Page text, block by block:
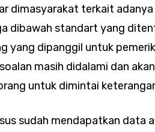
dimasyarakat terkait
dibawah standart yang
yang dipanggil untuk
masih didalami dan
untuk dimintai
sudah mendapatkan data